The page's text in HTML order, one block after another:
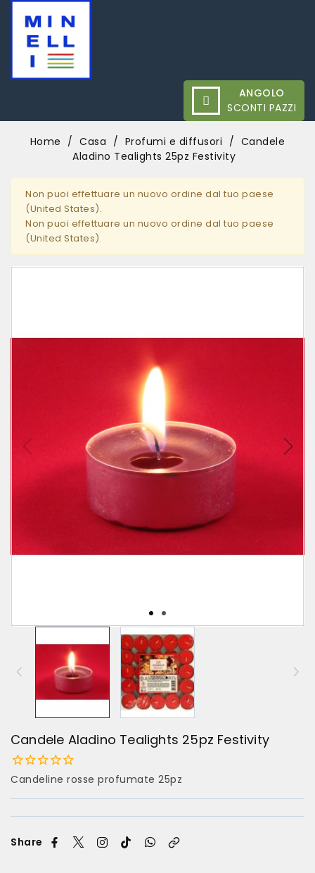
ANGOLO
SCONTI PAZZI
Home Casa Profumi e diffusori
Candele
Aladino Tealights 25pz Festivity
Non puoi effettuare un nuovo ordine dal tuo paese
(United States).
Non puoi effettuare un nuovo ordine dal tuo paese
(United States).
Candele Aladino Tealights 25pz Festivity
Candeline rosse profumate 25pz
Share